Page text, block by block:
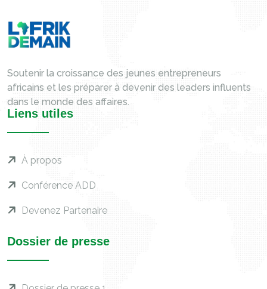
Soutenir la croissance des jeunes entrepreneurs
africains et les préparer à devenir des leaders influents
dans le monde des affaires.
Liens utiles
À propos
Conférence ADD
Devenez Partenaire
Dossier de presse